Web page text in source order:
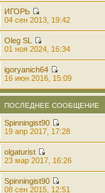
ИГОРЬ
04 сен 2013, 19:42
Oleg SL
01 ноя 2024, 16:34
igoryanich64
16 июн 2016, 15:09
ПОСЛЕДНЕЕ СООБЩЕНИЕ
Spinningist90
19 апр 2017, 17:28
olgaturist
23 мар 2017, 16:26
Spinningist90
08 сен 2015, 12:51